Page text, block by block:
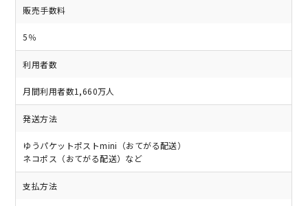
販売手数料
5％
利用者数
月間利用者数1,660万人
発送方法
ゆうパケットポストmini（おてがる配送）
ネコポス（おてがる配送）など
支払方法